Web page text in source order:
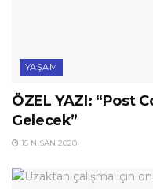
YAŞAM
ÖZEL YAZI: “Post
Gelecek”
15 NISAN 2020